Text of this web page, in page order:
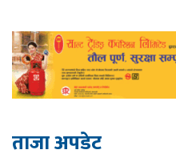
ताजा अपडेट